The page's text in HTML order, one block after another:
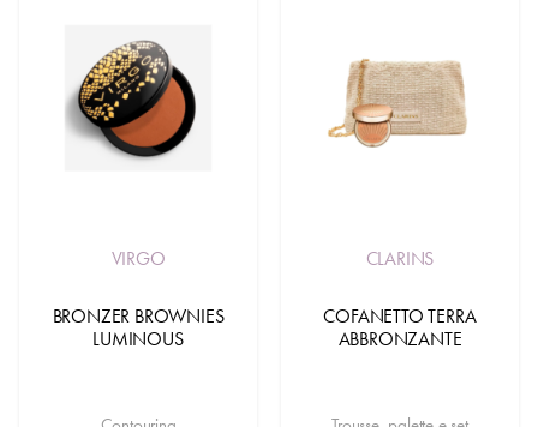
VIRGO
BRONZER BROWNIES
LUMINOUS
CLARINS
COFANETTO TERRA
ABBRONZANTE